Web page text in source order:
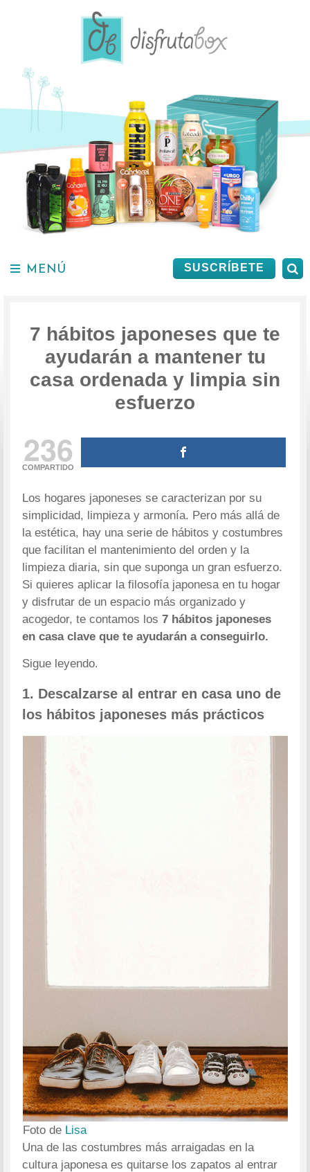
SUSCRÍBETE
MENÚ
7 hábitos japoneses que te
ayudarán a mantener tu
casa ordenada y limpia sin
esfuerzo
236
COMPARTIDO
Los hogares japoneses se caracterizan por su
simplicidad, limpieza y armonía. Pero más allá de
la estética, hay una serie de hábitos y costumbres
que facilitan el mantenimiento del orden y la
limpieza diaria, sin que suponga un gran esfuerzo.
Si quieres aplicar la filosofía japonesa en tu hogar
y disfrutar de un espacio más organizado y
acogedor, te contamos los7 hábitos japoneses
en casa clave que te ayudarán a conseguirlo.
Sigue leyendo.
1. Descalzarse al entrar en casa uno de
los hábitos japoneses más prácticos
Foto de Lisa
Una de las costumbres más arraigadas en la
cultura japonesa es quitarse los zapatos al entrar